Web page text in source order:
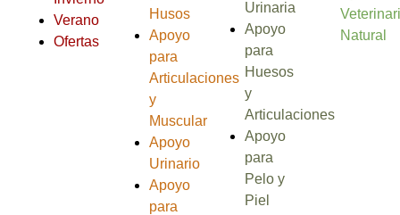
Verano
Ofertas
Husos
Apoyo
para
Articulaciones
y
Muscular
Apoyo
Urinario
Apoyo
para
Urinaria
Apoyo
para
Huesos
y
Articulaciones
Apoyo
para
Pelo y
Piel
Natural